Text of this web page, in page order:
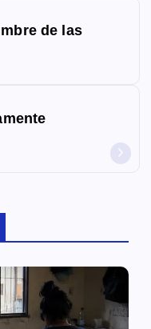
de las